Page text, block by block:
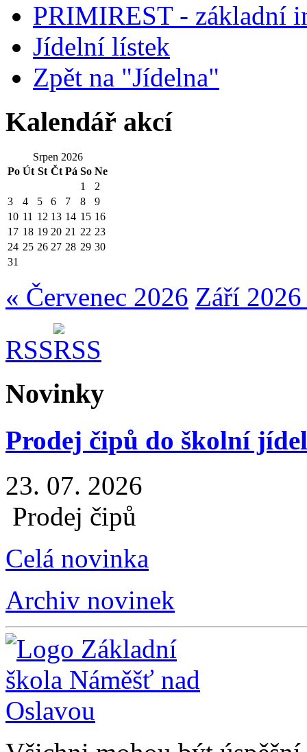
PRIMIREST - základní
Jídelní lístek
Zpět na "Jídelna"
Kalendář akcí
Srpen 2026
Po Út St Čt Pá So Ne
1
2
3
4 5 6 7 8
9
10 11 12 13 14 15 16
17 18 19 20 21 22 23
24 25 26 27 28 29 30
31
« Červenec 2026 Září
RSS
Novinky
Prodej čipů do školní
23. 07. 2026
Prodej čipů
Celá novinka
Archiv novinek